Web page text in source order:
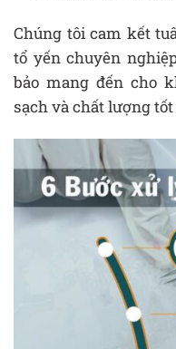
Chúng tôi cam kết
tổ yến chuyên
bảo mang đến cho
sạch và chất lượng